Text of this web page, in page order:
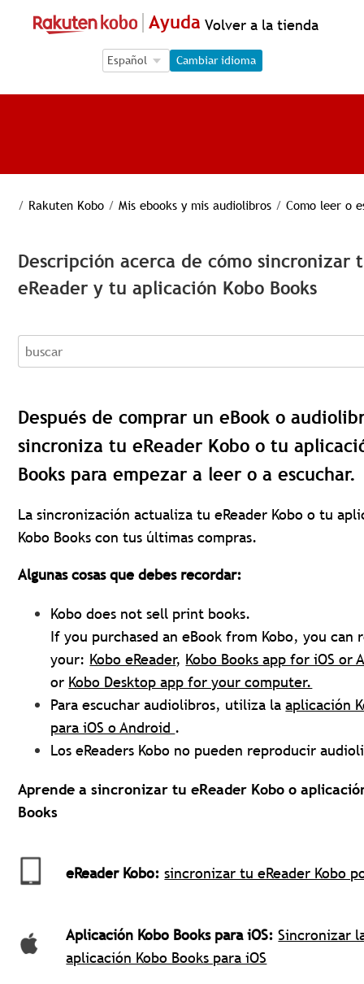
Ayuda Volver a la tienda
Language Selection
Language Selection
Cambiar idioma
/ Rakuten Kobo / Mis ebooks y mis audiolibros / Como leer o
Descripción acerca de cómo sincronizar
eReader y tu aplicación Kobo Books
buscar
Después de comprar un eBook o
sincroniza tu eReader Kobo o tu
Books para empezar a leer o a escuchar.
La sincronización actualiza tu eReader Kobo o tu
Kobo Books con tus últimas compras.
Algunas cosas que debes recordar:
Kobo does not sell print books.
If you purchased an eBook from Kobo, you can
your: Kobo eReader, Kobo Books app for iOS or
or Kobo Desktop app for your computer.
Para escuchar audiolibros, utiliza laaplicación
para iOS o Android .
Los eReaders Kobo no pueden reproducir
Aprende a sincronizar tu eReader Kobo o
Books
eReader Kobo: sincronizar tu eReader Kobo
Aplicación Kobo Books para iOS: Sincronizar
aplicación Kobo Books para iOS